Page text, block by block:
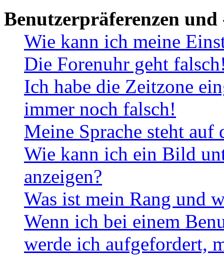
Benutzerpräferenzen und
Wie kann ich meine
Die Forenuhr geht
Ich habe die Zeitzone
immer noch falsch!
Meine Sprache steht
Wie kann ich ein Bild
anzeigen?
Was ist mein Rang und
Wenn ich bei einem
werde ich aufgefordert,